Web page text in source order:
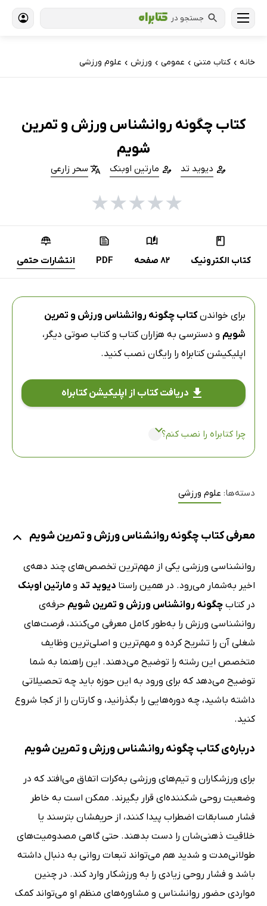
جستجو در
خانه › کتاب‌ متنی › عمومی › ورزش › علوم ورزشی
کتاب چگونه روانشناس ورزش و تمرین
شویم
دیوید تد مارتین اوبنک سحر زارعی
★
★
★
★
★
کتاب الکترونیک 82 صفحه PDF انتشارات حتمی
برای خواندنکتاب چگونه روانشناس ورزش و تمرین
شویم و دسترسی به هزاران کتاب و کتاب صوتی دیگر،
اپلیکیشن کتابراه را رایگان نصب کنید.
دریافت کتاب از اپلیکیشن کتابراه
چرا کتابراه را نصب کنم؟
دسته‌ها: علوم ورزشی
معرفی کتاب چگونه روانشناس ورزش و تمرین شویم
روانشناسی ورزشی یکی از مهم‌ترین تخصص‌های چند دهه‌ی
اخیر به‌شمار می‌رود. در همین راستا دیوید تد و مارتین اوبنک
در کتاب چگونه روانشناس ورزش و تمرین شویم حرفه‌ی
روانشناسی ورزش را به‌طور کامل معرفی می‌کنند، فرصت‌های
شغلی آن را تشریح کرده و مهم‌ترین و اصلی‌ترین وظایف
متخصص این رشته را توضیح می‌دهند. این راهنما به شما
توضیح می‌دهد که برای ورود به این حوزه باید چه تحصیلاتی
داشته باشید، چه دوره‌هایی را بگذرانید، و کارتان را از کجا شروع
کنید.
درباره‌ی کتاب چگونه روانشناس ورزش و تمرین شویم
برای ورزشکاران و تیم‌های ورزشی به‌کرات اتفاق می‌افتد که در
وضعیت روحی شکننده‌ای قرار بگیرند. ممکن است به خاطر
فشار مسابقات اضطراب پیدا کنند، از حریفشان بترسند یا
خلاقیت ذهنی‌شان را دست بدهند. حتی گاهی مصدومیت‌های
طولانی‌مدت و شدید هم می‌تواند تبعات روانی به دنبال داشته
باشد و فشار روحی زیادی را به ورزشکار وارد کند. در چنین
مواردی حضور روانشناس و مشاوره‌های منظم او می‌تواند کمک